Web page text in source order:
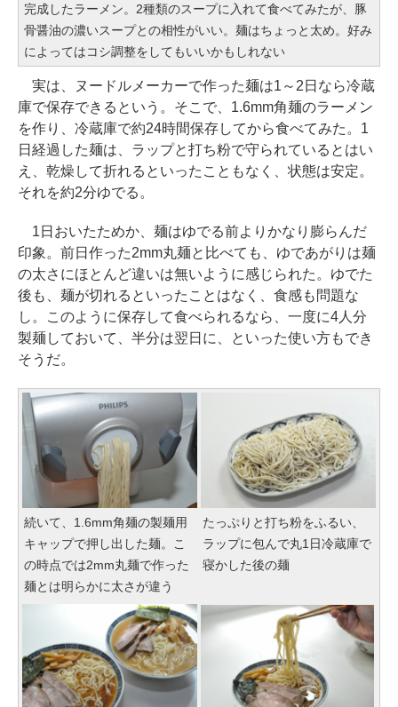
完成したラーメン。2種類のスープに入れて食べてみたが、豚
骨醤油の濃いスープとの相性がいい。麺はちょっと太め。好み
によってはコシ調整をしてもいいかもしれない
実は、ヌードルメーカーで作った麺は1～2日なら冷蔵
庫で保存できるという。そこで、1.6mm角麺のラーメン
を作り、冷蔵庫で約24時間保存してから食べてみた。1
日経過した麺は、ラップと打ち粉で守られているとはい
え、乾燥して折れるといったこともなく、状態は安定。
それを約2分ゆでる。
1日おいたためか、麺はゆでる前よりかなり膨らんだ
印象。前日作った2mm丸麺と比べても、ゆであがりは麺
の太さにほとんど違いは無いように感じられた。ゆでた
後も、麺が切れるといったことはなく、食感も問題な
し。このように保存して食べられるなら、一度に4人分
製麺しておいて、半分は翌日に、といった使い方もでき
そうだ。
続いて、1.6mm角麺の製麺用
キャップで押し出した麺。こ
の時点では2mm丸麺で作った
麺とは明らかに太さが違う
たっぷりと打ち粉をふるい、
ラップに包んで丸1日冷蔵庫で
寝かした後の麺